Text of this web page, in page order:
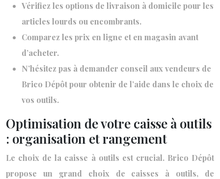
Vérifiez les options de livraison à domicile pour les
articles lourds ou encombrants.
Comparez les prix en ligne et en magasin avant
d’acheter.
N’hésitez pas à demander conseil aux vendeurs de
Brico Dépôt pour obtenir de l’aide dans le choix de
vos outils.
Optimisation de votre caisse à outils
: organisation et rangement
Le choix de la caisse à outils est crucial. Brico Dépôt
propose un grand choix de caisses à outils, de